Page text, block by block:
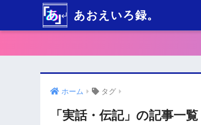
あおえいろ録。
ホーム タグ
「実話・伝記」の記事一覧